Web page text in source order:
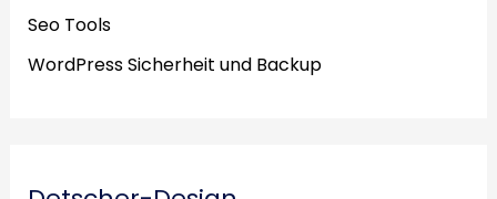
Seo Tools
WordPress Sicherheit und Backup